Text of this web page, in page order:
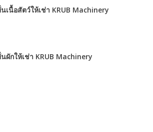
นเนื้อสัตว์ให้เช่า KRUB Machinery
นผักให้เช่า KRUB Machinery